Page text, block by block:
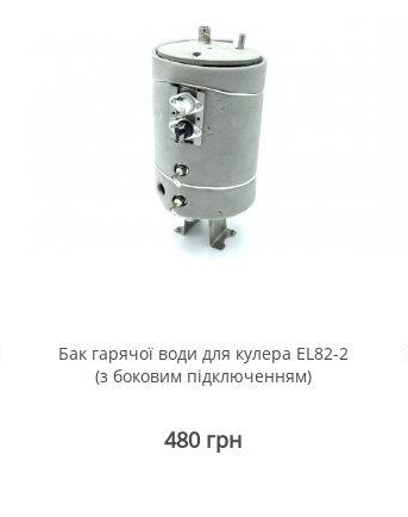
Бак гарячої води для кулера EL82-2
(з боковим підключенням)
480 грн